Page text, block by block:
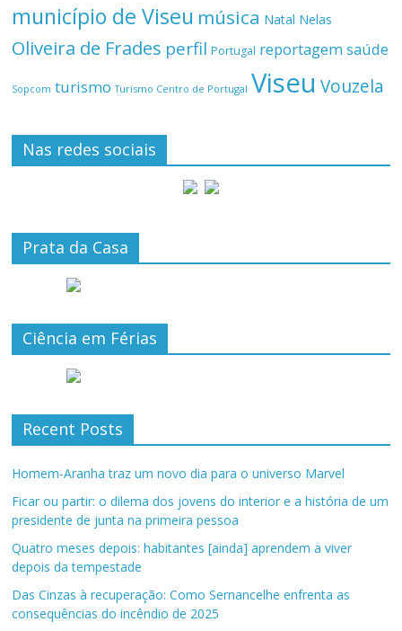
município de Viseu música Natal Nelas
Oliveira de Frades perfil Portugal reportagemsaúde
Sopcom turismo Turismo Centro de Portugal Viseu Vouzela
Nas redes sociais
Prata da Casa
Ciência em Férias
Recent Posts
Homem-Aranha traz um novo dia para o universo Marvel
Ficar ou partir: o dilema dos jovens do interior e a história de um
presidente de junta na primeira pessoa
Quatro meses depois: habitantes [ainda] aprendem a viver
depois da tempestade
Das Cinzas à recuperação: Como Sernancelhe enfrenta as
consequências do incêndio de 2025